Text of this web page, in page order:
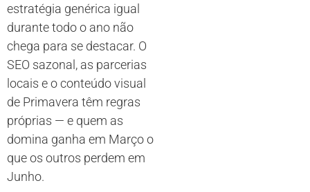
estratégia genérica igual
durante todo o ano não
chega para se destacar. O
SEO sazonal, as parcerias
locais e o conteúdo visual
de Primavera têm regras
próprias — e quem as
domina ganha em Março o
que os outros perdem em
Junho.